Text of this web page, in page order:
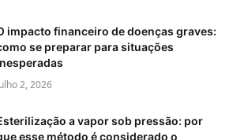
impacto financeiro de doenças graves:
se preparar para situações
2, 2026
a vapor sob pressão: por
esse método é considerado o